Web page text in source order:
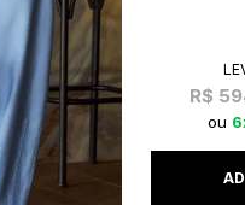
R$